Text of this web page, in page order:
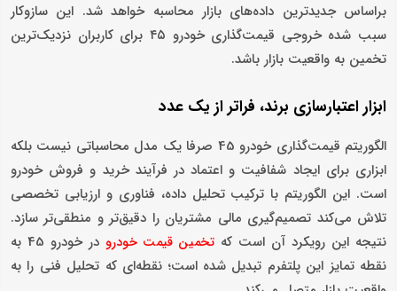
براساس جدیدترین داده‌های بازار محاسبه خواهد شد. این سازوکار
سبب شده خروجی قیمت‌گذاری خودرو ۴۵ برای کاربران نزدیک‌ترین
تخمین به واقعیت بازار باشد.
ابزار اعتبارسازی برند، فراتر از یک عدد
الگوریتم قیمت‌گذاری خودرو 45 صرفا یک مدل محاسباتی نیست بلکه
ابزاری برای ایجاد شفافیت و اعتماد در فرآیند خرید و فروش خودرو
است. این الگوریتم با ترکیب تحلیل داده، فناوری و ارزیابی تخصصی
تلاش می‌کند تصمیم‌گیری مالی مشتریان را دقیق‌تر و منطقی‌تر سازد.
نتیجه این رویکرد آن است که تخمین قیمت خودرو
در خودرو 45 به
نقطه تمایز این پلتفرم تبدیل شده است؛ نقطه‌ای که تحلیل فنی را به